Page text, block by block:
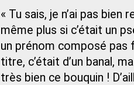
« Tu sais, je n’ai pas bien
même plus si c’était un
un prénom composé pas
titre, c’était d’un banal,
très bien ce bouquin !